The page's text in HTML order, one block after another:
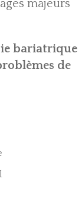
majeurs
bariatrique
de